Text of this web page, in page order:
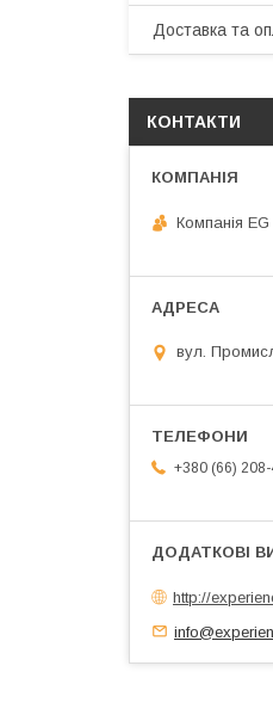
Доставка та
КОНТАКТИ
Компанія EG
вул.
+380 (66)
http://